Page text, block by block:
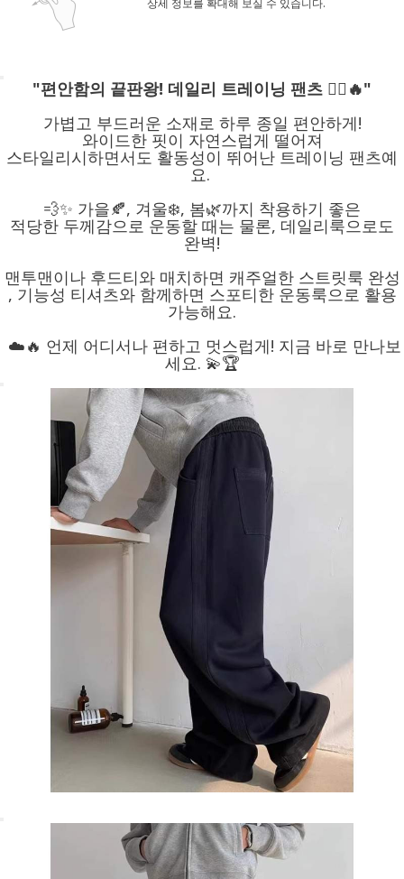
"편안함의 끝판왕! 데일리 트레이닝 팬츠 🏃‍♂️🔥"
가볍고 부드러운 소재로 하루 종일 편안하게!
와이드한 핏이 자연스럽게 떨어져
스타일리시하면서도 활동성이 뛰어난 트레이닝 팬츠예
요.
💨✨ 가을🍂, 겨울❄️, 봄🌿까지 착용하기 좋은
적당한 두께감으로 운동할 때는 물론, 데일리룩으로도
완벽!
맨투맨이나 후드티와 매치하면 캐주얼한 스트릿룩 완성
, 기능성 티셔츠와 함께하면 스포티한 운동룩으로 활용
가능해요.
☁️🔥 언제 어디서나 편하고 멋스럽게! 지금 바로 만나보
세요. 💫🏆